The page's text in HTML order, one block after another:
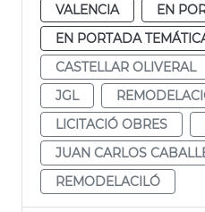
VALENCIA
EN
EN PORTADA
CASTELLAR OLIVERAL
JGL
LICITACIÓ OBRES
JUAN CARLOS
REMODELACILÓ